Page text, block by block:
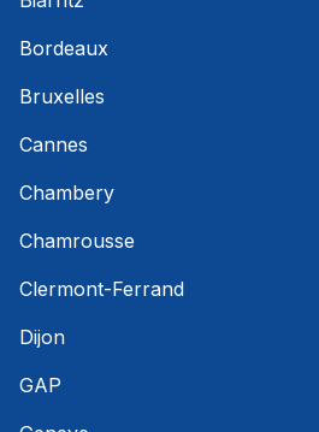
Bordeaux
Bruxelles
Cannes
Chambery
Chamrousse
Clermont-Ferrand
Dijon
GAP